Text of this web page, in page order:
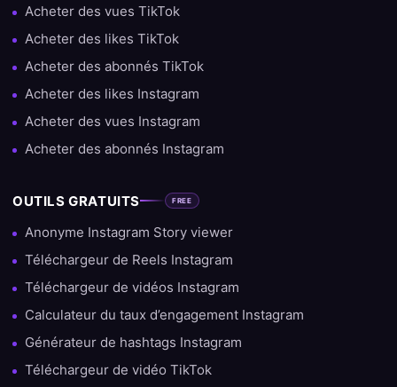
Acheter des vues TikTok
Acheter des likes TikTok
Acheter des abonnés TikTok
Acheter des likes Instagram
Acheter des vues Instagram
Acheter des abonnés Instagram
OUTILS GRATUITS FREE
Anonyme Instagram Story viewer
Téléchargeur de Reels Instagram
Téléchargeur de vidéos Instagram
Calculateur du taux d’engagement Instagram
Générateur de hashtags Instagram
Téléchargeur de vidéo TikTok